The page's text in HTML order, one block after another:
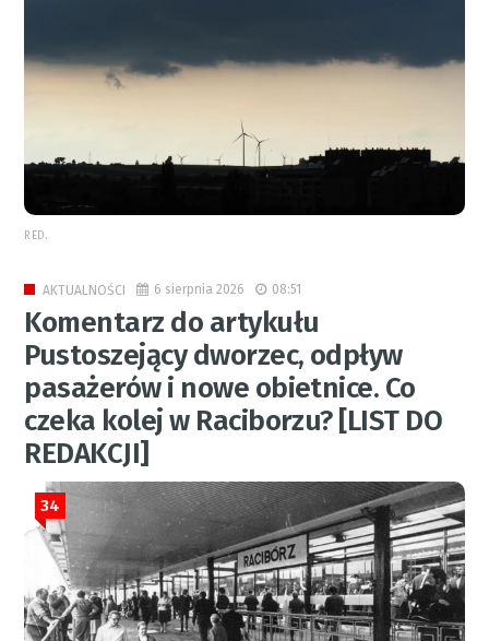
RED.
AKTUALNOŚCI 6 sierpnia 2026 08:51
Komentarz do artykułu
Pustoszejący dworzec, odpływ
pasażerów i nowe obietnice. Co
czeka kolej w Raciborzu? [LIST DO
REDAKCJI]
34